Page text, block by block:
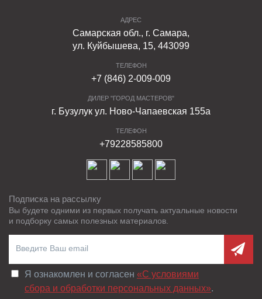
АДРЕС
Самарская обл., г. Самара,
ул. Куйбышева, 15, 443099
ТЕЛЕФОН
+7 (846) 2-009-009
ДИЛЕР "ГОРОД МАСТЕРОВ"
г. Бузулук ул. Ново-Чапаевская 155а
ТЕЛЕФОН
+79228585800
Подписка на рассылку
Вы будете одними из первых получать актуальные новости
и подборку самых полезных материалов.
Я ознакомлен и согласен «C условиями
сбора и обработки персональных данных».